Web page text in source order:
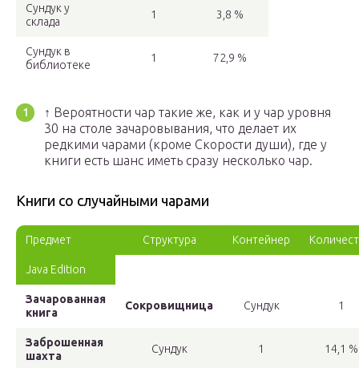
Сундук у
склада
1 3,8 %
Сундук в
библиотеке
1 72,9 %
↑ Вероятности чар такие же, как и у чар уровня
30 на столе зачаровывания, что делает их
редкими чарами (кроме Скорости души), где у
книги есть шанс иметь сразу несколько чар.
Книги со случайными чарами
Предмет Структура Контейнер
Java Edition
Зачарованная
книга
Сокровищница Сундук 1
Заброшенная
шахта
Сундук 1 14,1 %